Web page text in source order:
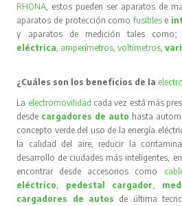
RHONA , estos pueden ser aparatos de
aparatos de protección comofusibles e
y aparatos de medición tales como;
eléctrica amperímetros ,voltímetros ,
¿Cuáles son los beneficios de la
La electromovilidad cada vez está más
desde cargadores de auto hasta
concepto verde del uso de la energía
la calidad del aire, reducir la
desarrollo de ciudades más inteligentes,
encontrar desde accesorios como
eléctrico
pedestal cargador
cargadores de autos de última